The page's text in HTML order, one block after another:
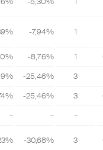
-7,94% 1
-8,76% 1
-25,46% 3
-25,46% 3
– –
–
-30,68% 3